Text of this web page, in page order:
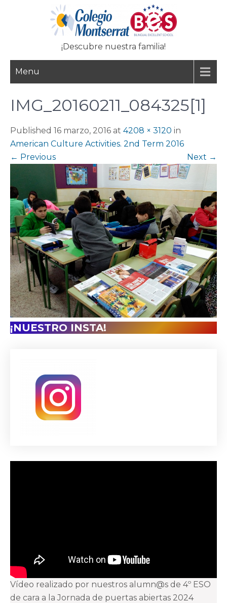
¡Descubre nuestra familia!
Menu
IMG_20160211_084325[1]
Published 16 marzo, 2016 at 4208 × 3120 in
American Culture Activities. 2nd Term 2016
← Previous Next →
¡NUESTRO INSTA!
Vídeo realizado por nuestros alumn@s de 4º ESO
de cara a la Jornada de puertas abiertas 2024